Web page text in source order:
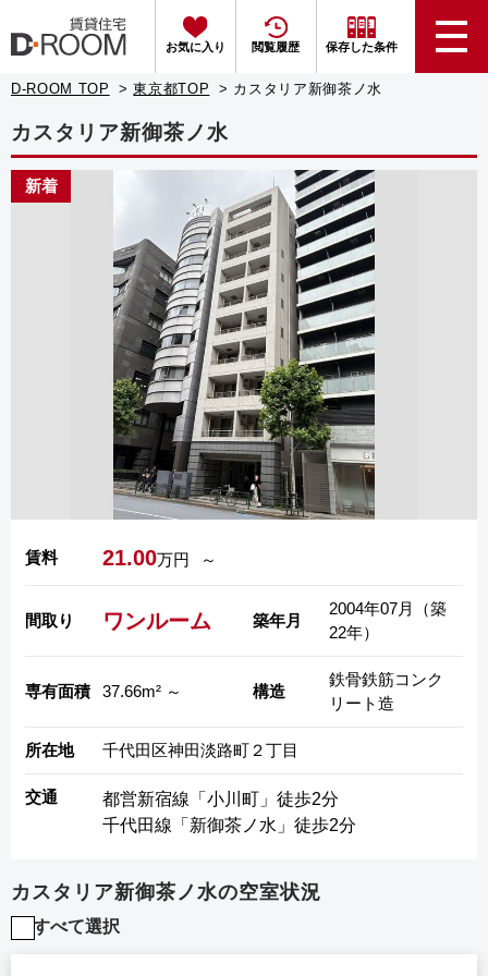
お気に入り 閲覧履歴 保存した条件
D-ROOM TOP 東京都TOP カスタリア新御茶ノ水
カスタリア新御茶ノ水
新着
賃料 21.00万円 ～
間取り ワンルーム
専有面積 37.66m² ～
築年月
2004年07月（築
22年）
構造
鉄骨鉄筋コンク
リート造
所在地 千代田区神田淡路町２丁目
交通
都営新宿線「小川町」徒歩2分
千代田線「新御茶ノ水」徒歩2分
カスタリア新御茶ノ水の空室状況
すべて選択